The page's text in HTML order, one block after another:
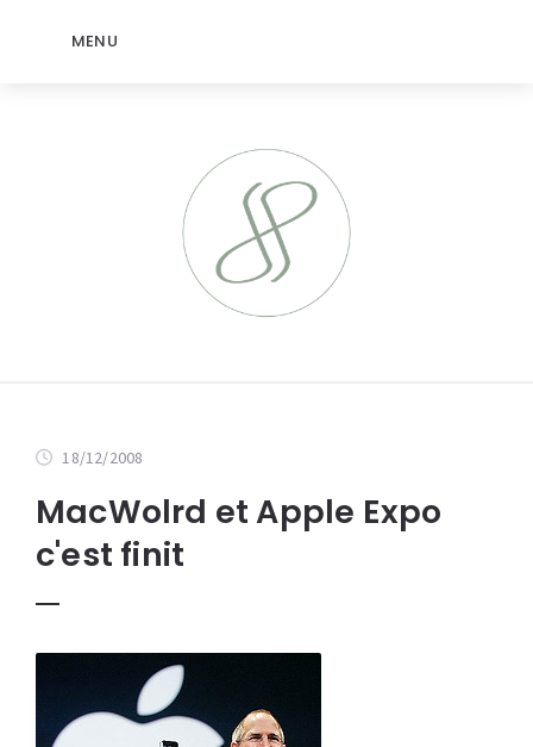
MENU
18/12/2008
MacWolrd et Apple Expo
c'est finit